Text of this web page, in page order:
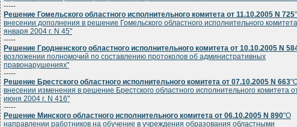
-----
Решение Гомельского областного исполнительного комитета от 11.10.2005 N 725
внесении дополнения в решение Гомельского областного исполнительного
января 2004 г. N 45"
-----
Решение Гродненского областного исполнительного комитета от 10.10.2005 N
возложении полномочий по составлению протоколов об административных
правонарушениях"
-----
Решение Брестского областного исполнительного комитета от 07.10.2005 N 663
внесении изменения в решение Брестского областного исполнительного комитета
июня 2004 г. N 416"
-----
Решение Минского областного исполнительного комитета от 06.10.2005 N 890"О
направлении работников на обучение в учреждения образования областными